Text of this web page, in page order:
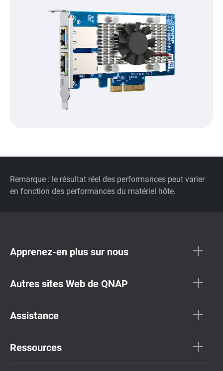
Remarque : le résultat réel des performances peut varier
en fonction des performances du matériel hôte.
Apprenez-en plus sur nous
Autres sites Web de QNAP
Assistance
Ressources